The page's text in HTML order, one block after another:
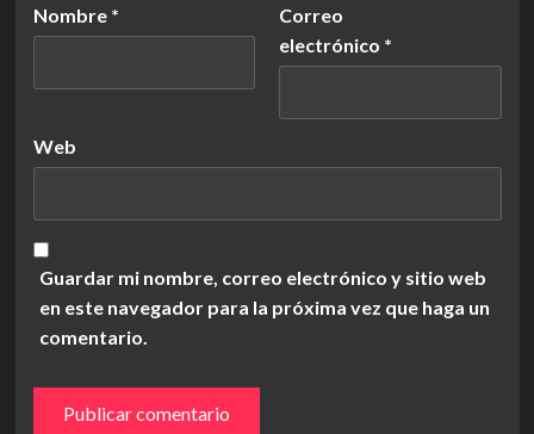
Nombre *
Correo
electrónico *
Web
Guardar mi nombre, correo electrónico y sitio web
en este navegador para la próxima vez que haga un
comentario.